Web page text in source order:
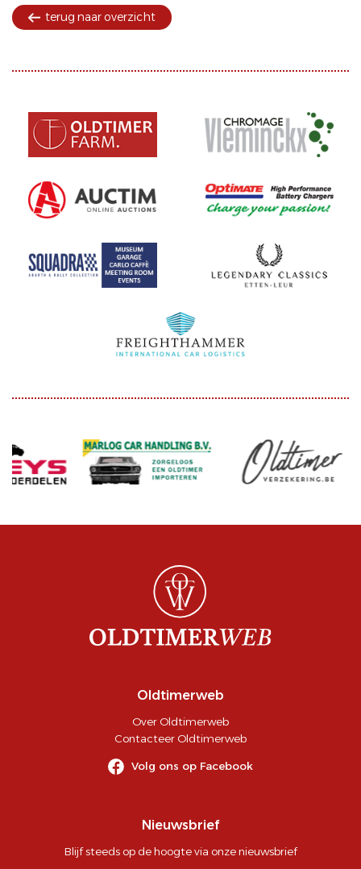
terug naar overzicht
Oldtimerweb
Over Oldtimerweb
Contacteer Oldtimerweb
Volg ons op Facebook
Nieuwsbrief
Blijf steeds op de hoogte via onze nieuwsbrief